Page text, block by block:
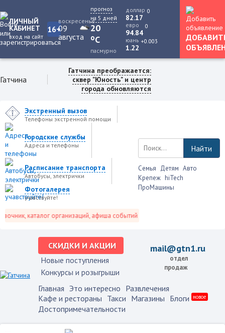
ЛИЧНЫЙ
КАБИНЕТ
вход на сайт
16+
воскресенье
09
августа
прогноз
на 5 дней
20
oC
пасмурно
доллар
82.17
0
евро
94.84
0
юань
1.22
+0.003
Гатчина
Гатчина преображается:
сквер "Юность" и центр
города обновляются
Экстренный вызов
Телефоны экстренной помощи
Городские службы
Адреса и телефоны
Расписание транспорта
Автобусы, электрички
Фотогалерея
учавствуйте!
каталог организаций, афиша событий и не только это.
Найти
Семья Детям Авто
Крепеж hiTech
ПроМашины
СКИДКИ И АКЦИИ
Новые поступления
Конкурсы и розыгрыши
mail@gtn1.ru
отдел
продаж
Главная Это интересно Развлечения
Кафе и рестораны Такси Магазины Блоги новое
Достопримечательности